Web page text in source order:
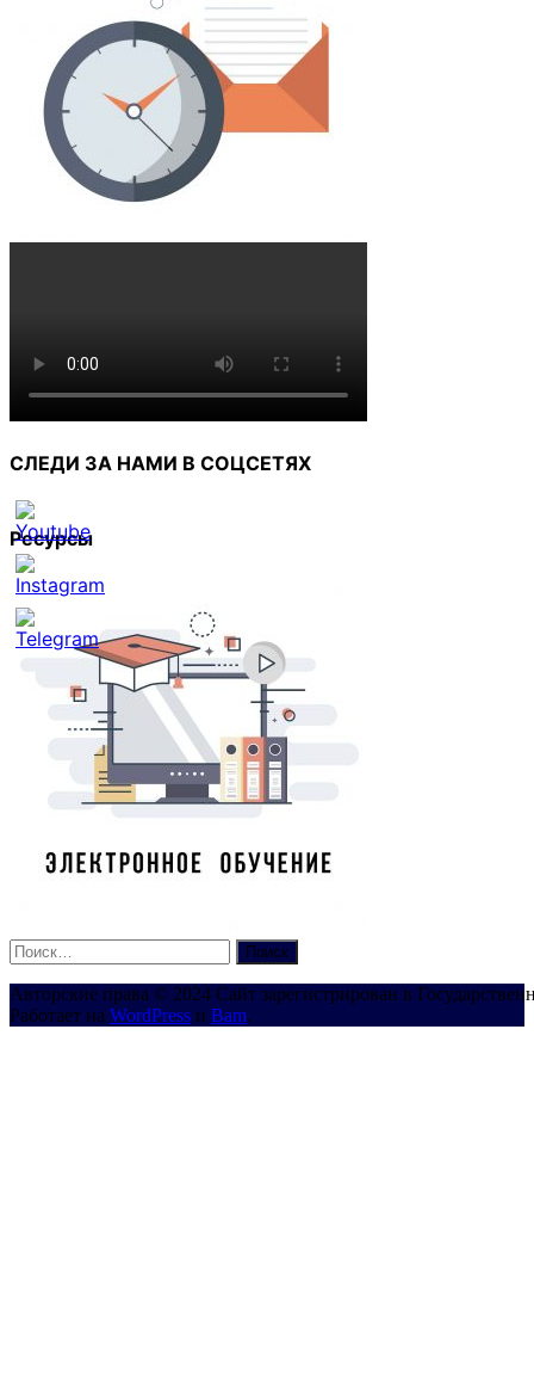
СЛЕДИ ЗА НАМИ В СОЦСЕТЯХ
Set
Youtube
Channel
Ресурсы
Найти:
Авторские права © 2024 Сайт зарегистрирован в
Работает на WordPress и Bam.